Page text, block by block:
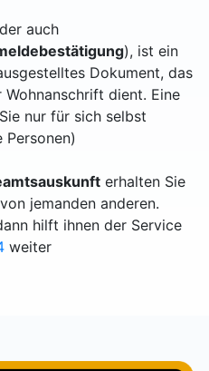
auch
), ist ein
Dokument, das
dient. Eine
nur für sich selbst
erhalten Sie
jemanden anderen.
hilft ihnen der Service
weiter